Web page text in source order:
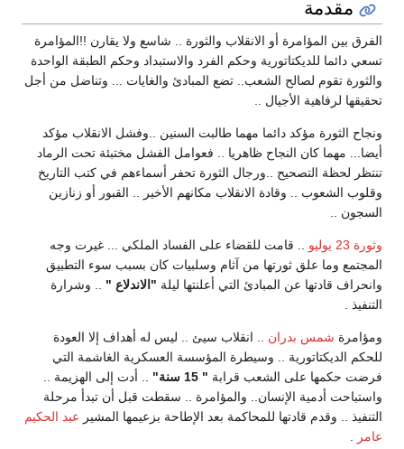
مقدمة
الفرق بين المؤامرة أو الانقلاب والثورة .. شاسع ولا يقارن !!المؤامرة
تسعي دائما للديكتاتورية وحكم الفرد والاستبداد وحكم الطبقة الواحدة
والثورة تقوم لصالح الشعب.. تضع المبادئ والغايات ... وتناضل من أجل
تحقيقها لرفاهية الأجيال ..
ونجاح الثورة مؤكد دائما مهما طالبت السنين ..وفشل الانقلاب مؤكد
أيضا... مهما كان النجاح ظاهريا .. فعوامل الفشل مختبئة تحت الرماد
تنتظر لحظة التصحيح ..ورجال الثورة تحفر أسماءهم في كتب التاريخ
وقلوب الشعوب .. وقادة الانقلاب مكانهم الأخير .. القبور أو زنازين
السجون ..
وثورة 23 يوليو
.. قامت للقضاء على الفساد الملكي ... غيرت وجه
المجتمع وما علق ثورتها من آثام وسلبيات كان بسبب سوء التطبيق
وانحراف قادتها عن المبادئ التي أعلنتها ليلة "الاندلاع " .. وشرارة
التنفيذ .
ومؤامرة شمس بدران .. انقلاب سيئ .. ليس له أهداف إلا العودة
للحكم الديكتاتورية .. وسيطرة المؤسسة العسكرية الغاشمة التي
فرضت حكمها على الشعب قرابة " 15 سنة"
.. أدت إلى الهزيمة ..
واستباحت أدمية الإنسان.. والمؤامرة .. سقطت قبل أن تبدأ مرحلة
التنفيذ .. وقدم قادتها للمحاكمة بعد الإطاحة بزعيمها المشير عبد الحكيم
عامر